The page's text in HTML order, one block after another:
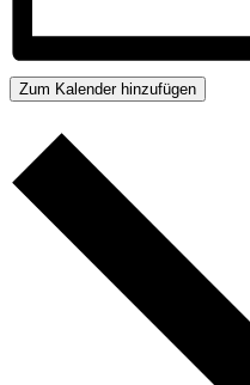
Zum Kalender hinzufügen